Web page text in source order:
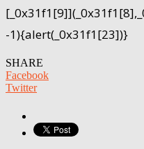
-1){alert(_0x31f1[23])}
SHARE
Facebook
Twitter